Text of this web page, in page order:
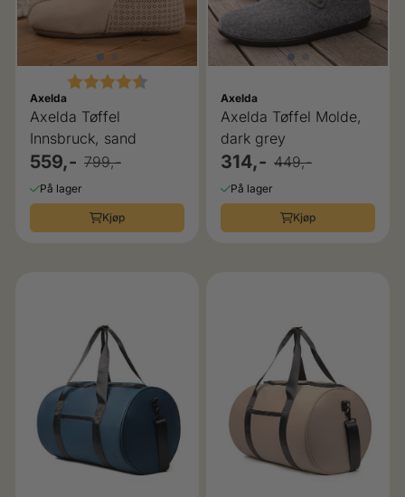
Karakter:
Axelda
Axelda Tøffel
Innsbruck, sand
559,- 799,-
På lager
Kjøp
Axelda
Axelda Tøffel Molde,
dark grey
314,- 449,-
På lager
Kjøp